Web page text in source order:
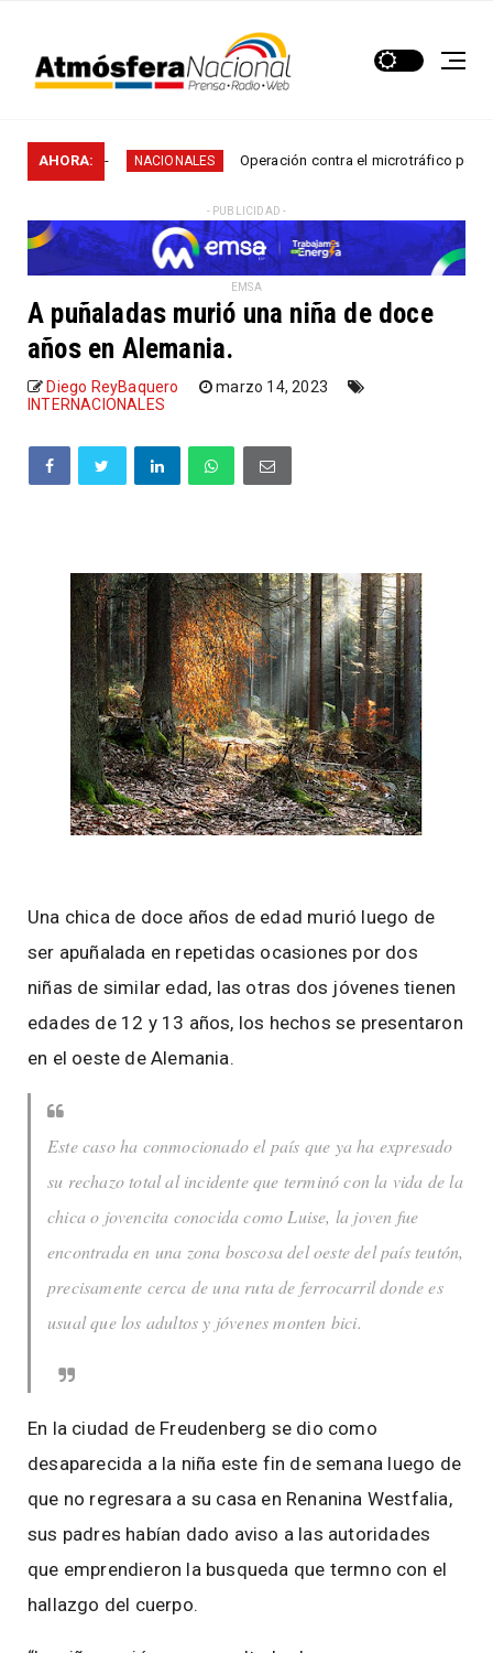
AHORA:NACIONALES Operación contra el microtráfico permitió que
- PUBLICIDAD -
EMSA
A puñaladas murió una niña de doce
años en Alemania.
Diego ReyBaquero
marzo 14, 2023
INTERNACIONALES
Una chica de doce años de edad murió luego de
ser apuñalada en repetidas ocasiones por dos
niñas de similar edad, las otras dos jóvenes tienen
edades de 12 y 13 años, los hechos se presentaron
en el oeste de Alemania.
Este caso ha conmocionado el país que ya ha expresado
su rechazo total al incidente que terminó con la vida de la
chica o jovencita conocida como Luise, la joven fue
encontrada en una zona boscosa del oeste del país teutón,
precisamente cerca de una ruta de ferrocarril donde es
usual que los adultos y jóvenes monten bici.
En la ciudad de Freudenberg se dio como
desaparecida a la niña este fin de semana luego de
que no regresara a su casa en Renanina Westfalia,
sus padres habían dado aviso a las autoridades
que emprendieron la busqueda que termno con el
hallazgo del cuerpo.